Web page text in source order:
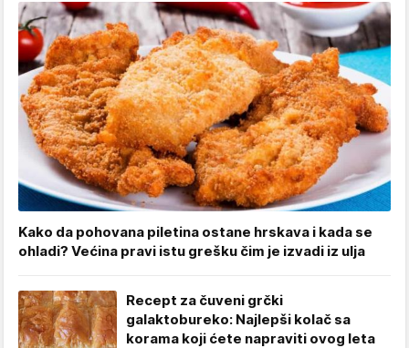
Kako da pohovana piletina ostane hrskava i kada se
ohladi? Većina pravi istu grešku čim je izvadi iz ulja
Recept za čuveni grčki
galaktobureko: Najlepši kolač sa
korama koji ćete napraviti ovog leta